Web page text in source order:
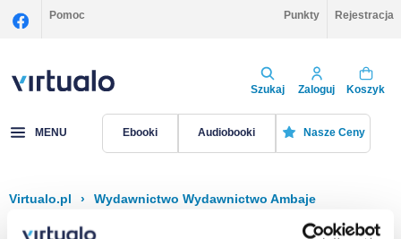
Pomoc Punkty Rejestracja
Szukaj Zaloguj Koszyk
MENU Ebooki Audiobooki Nasze Ceny
Virtualo.pl › Wydawnictwo Wydawnictwo Ambaje